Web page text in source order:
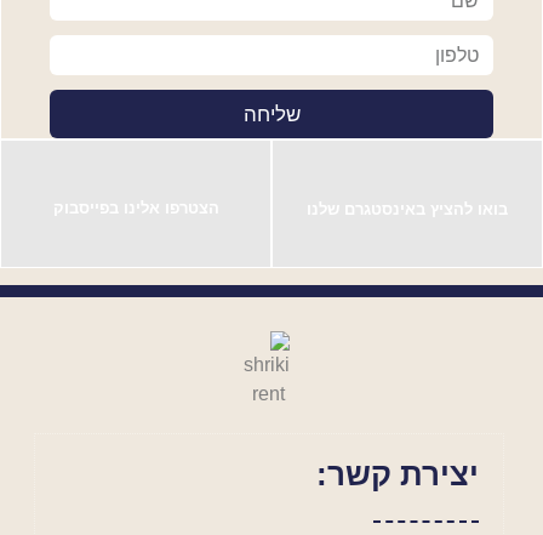
שליחה
בואו להציץ באינסטגרם שלנו הצטרפו אלינו בפייסבוק
יצירת קשר: